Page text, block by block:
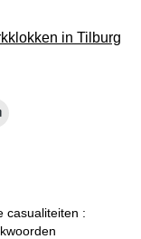
in Tilburg
casualiteiten :